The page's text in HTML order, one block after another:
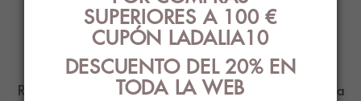
PRODUCTOS
RELACIONADOS
Ropa Interior con el mejor diseño y estilo para
SUPERIORES A 100 €
CUPÓN LADALIA10
DESCUENTO DEL 20% EN
TODA LA WEB